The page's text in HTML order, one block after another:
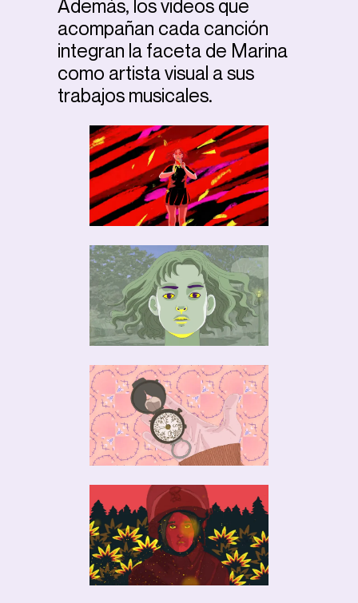
Además, los videos que
acompañan cada canción
integran la faceta de Marina
como artista visual a sus
trabajos musicales.